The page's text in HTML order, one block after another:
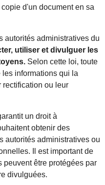
d'un document en sa
autorités administratives du
utiliser et divulguer les
Selon cette loi, toute
informations qui la
rectification ou leur
un droit à
obtenir des
autorités administratives ou
Il est important de
peuvent être protégées par
divulguées.